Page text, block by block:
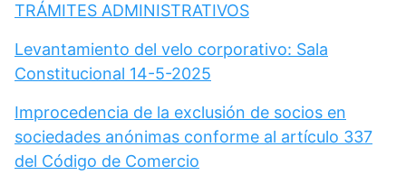
TRÁMITES ADMINISTRATIVOS
Levantamiento del velo corporativo: Sala
Constitucional 14-5-2025
Improcedencia de la exclusión de socios en
sociedades anónimas conforme al artículo 337
del Código de Comercio